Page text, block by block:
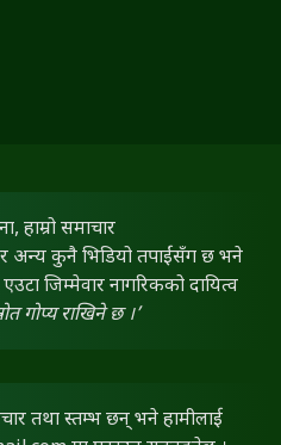
हाम्रो समाचार
र अन्य कुनै भिडियो तपाईंसँग छ भने
जिम्मेवार नागरिकको दायित्व
गोप्य राखिने छ ।’
तथा स्तम्भ छन् भने हामीलाई